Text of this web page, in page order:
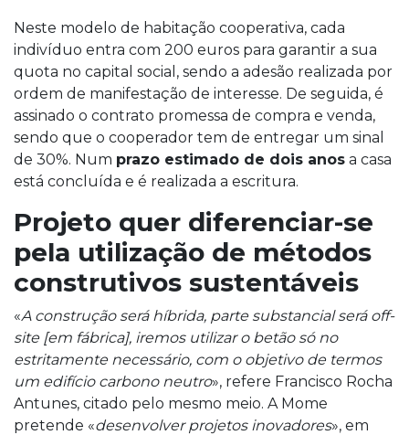
Neste modelo de habitação cooperativa, cada
indivíduo entra com 200 euros para garantir a sua
quota no capital social, sendo a adesão realizada por
ordem de manifestação de interesse. De seguida, é
assinado o contrato promessa de compra e venda,
sendo que o cooperador tem de entregar um sinal
de 30%. Num prazo estimado de dois anos a casa
está concluída e é realizada a escritura.
Projeto quer diferenciar-se
pela utilização de métodos
construtivos sustentáveis
«A construção será híbrida, parte substancial será off-
site [em fábrica], iremos utilizar o betão só no
estritamente necessário, com o objetivo de termos
um edifício carbono neutro», refere Francisco Rocha
Antunes, citado pelo mesmo meio. A Mome
pretende «desenvolver projetos inovadores», em